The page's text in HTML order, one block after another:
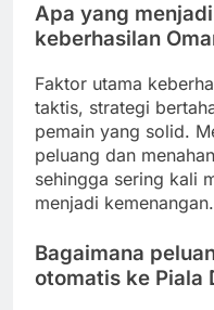
Apa yang
keberhasilan
Faktor utama
taktis, strategi
pemain yang solid.
peluang dan
sehingga sering kali
menjadi kemenangan.
Bagaimana
otomatis ke Piala